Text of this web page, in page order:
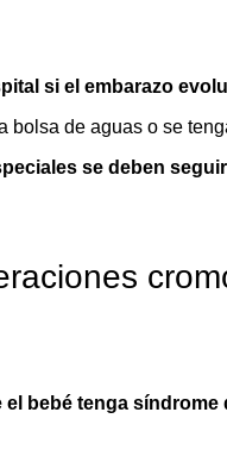
si el embarazo
bolsa de aguas o se
se deben
el bebé tenga